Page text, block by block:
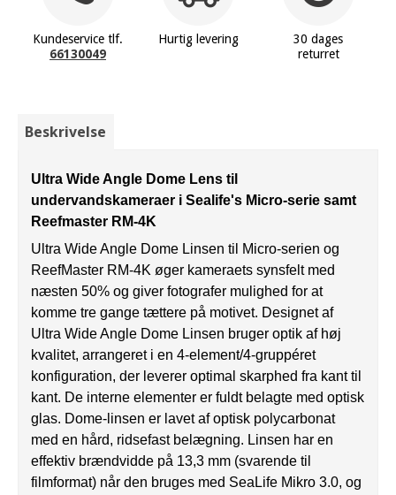
Kundeservice tlf.
66130049
Hurtig levering
30 dages
returret
Beskrivelse
Ultra Wide Angle Dome Lens til
undervandskameraer i Sealife's Micro-serie samt
Reefmaster RM-4K
Ultra Wide Angle Dome Linsen til Micro-serien og
ReefMaster RM-4K øger kameraets synsfelt med
næsten 50% og giver fotografer mulighed for at
komme tre gange tættere på motivet. Designet af
Ultra Wide Angle Dome Linsen bruger optik af høj
kvalitet, arrangeret i en 4-element/4-gruppéret
konfiguration, der leverer optimal skarphed fra kant til
kant. De interne elementer er fuldt belagte med optisk
glas. Dome-linsen er lavet af optisk polycarbonat
med en hård, ridsefast belægning. Linsen har en
effektiv brændvidde på 13,3 mm (svarende til
filmformat) når den bruges med SeaLife Mikro 3.0, og